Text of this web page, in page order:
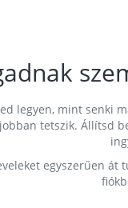
legyen, mint senki
tetszik. Állítsd
egyszerűen